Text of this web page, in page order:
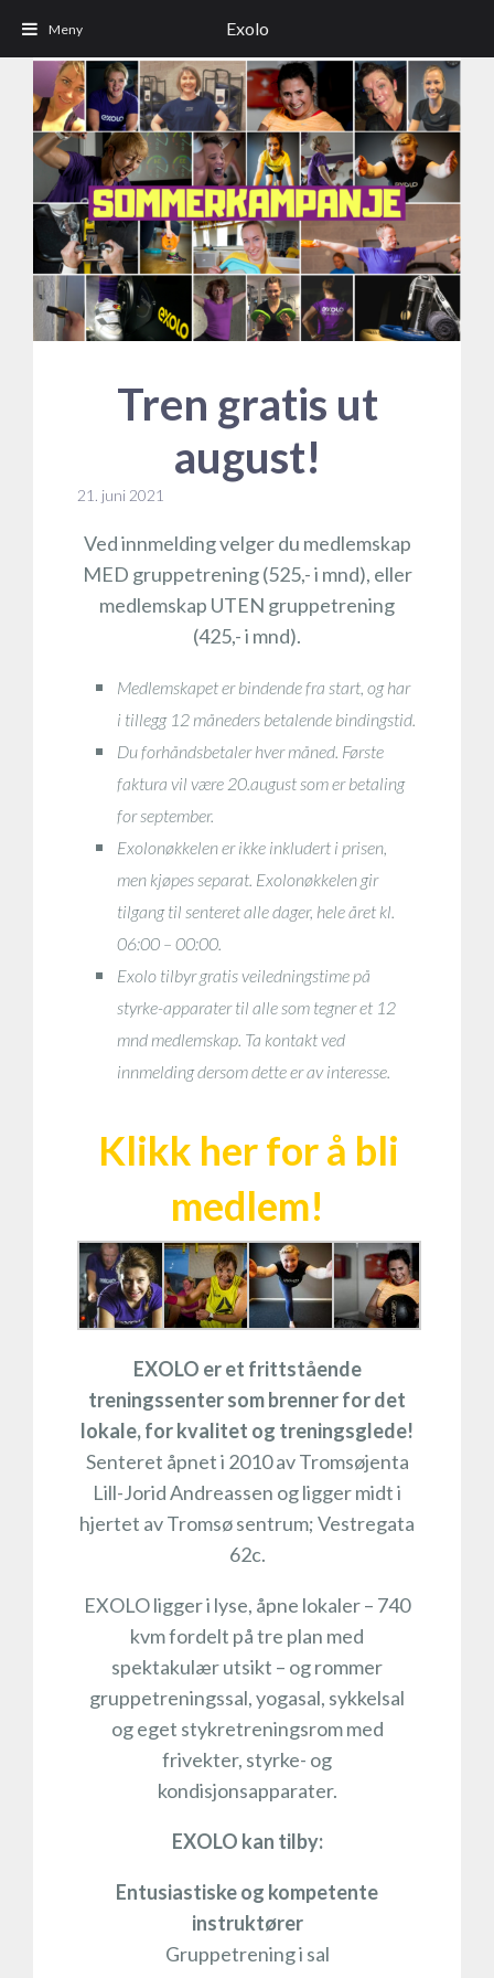
Tren gratis ut
august!
21. juni 2021
Ved innmelding velger du medlemskap
MED gruppetrening (525,- i mnd), eller
medlemskap UTEN gruppetrening
(425,- i mnd).
Medlemskapet er bindende fra start, og har
i tillegg 12 måneders betalende bindingstid.
Du forhåndsbetaler hver måned. Første
faktura vil være 20.august som er betaling
for september.
Exolonøkkelen er ikke inkludert i prisen,
men kjøpes separat. Exolonøkkelen gir
tilgang til senteret alle dager, hele året kl.
06:00 – 00:00.
Exolo tilbyr gratis veiledningstime på
styrke-apparater til alle som tegner et 12
mnd medlemskap. Ta kontakt ved
innmelding dersom dette er av interesse.
Klikk her for å bli
medlem!
EXOLO er et frittstående
treningssenter som brenner for det
lokale, for kvalitet og treningsglede!
Senteret åpnet i 2010 av Tromsøjenta
Lill-Jorid Andreassen og ligger midt i
hjertet av Tromsø sentrum; Vestregata
62c.
EXOLO ligger i lyse, åpne lokaler – 740
kvm fordelt på tre plan med
spektakulær utsikt – og rommer
gruppetreningssal, yogasal, sykkelsal
og eget stykretreningsrom med
frivekter, styrke- og
kondisjonsapparater.
EXOLO kan tilby:
Entusiastiske og kompetente
instruktører
Gruppetrening i sal
Exolo